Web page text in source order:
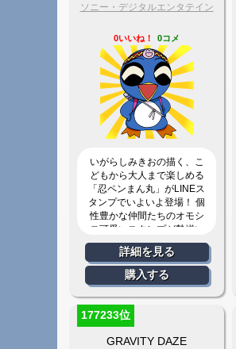
ソニー・デジタルエンタテイン
0いいね！ 0コメ
いがらしみきおの描く、こ
どもから大人まで楽しめる
「忍ペンまん丸」がLINEス
タンプでいよいよ登場！ 個
性豊かな仲間たちのオモシ
ロ可愛いスタンプが勢揃い
です。
詳細を見る
購入する
177233位
GRAVITY DAZE